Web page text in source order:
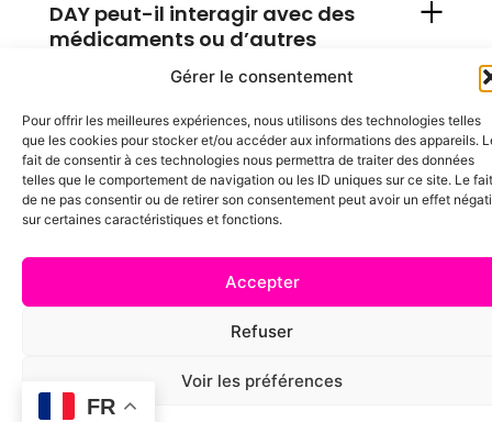
Gérer le consentement
Pour offrir les meilleures expériences, nous utilisons des technologies telles
que les cookies pour stocker et/ou accéder aux informations des appareils.
fait de consentir à ces technologies nous permettra de traiter des données
telles que le comportement de navigation ou les ID uniques sur ce site. Le fait
de ne pas consentir ou de retirer son consentement peut avoir un effet
sur certaines caractéristiques et fonctions.
Accepter
Refuser
Voir les préférences
DAY peut-il interagir avec des
médicaments ou d’autres
compléments ?
FR